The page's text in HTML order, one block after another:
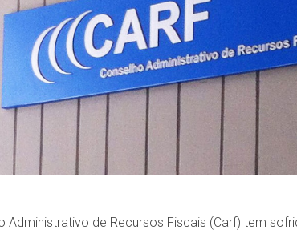
Administrativo de Recursos Fiscais (Carf) tem